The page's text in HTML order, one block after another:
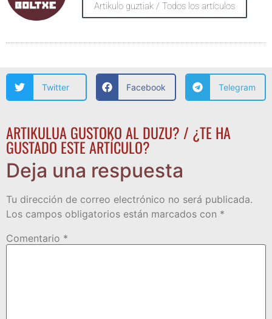
Artikulo guztiak / Todos los artículos
Twitter Facebook Telegram
ARTIKULUA GUSTOKO AL DUZU? / ¿TE HA
GUSTADO ESTE ARTÍCULO?
Deja una respuesta
Tu dirección de correo electrónico no será publicada.
Los campos obligatorios están marcados con *
Comentario *